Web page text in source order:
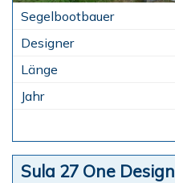
Sula 27 One Design